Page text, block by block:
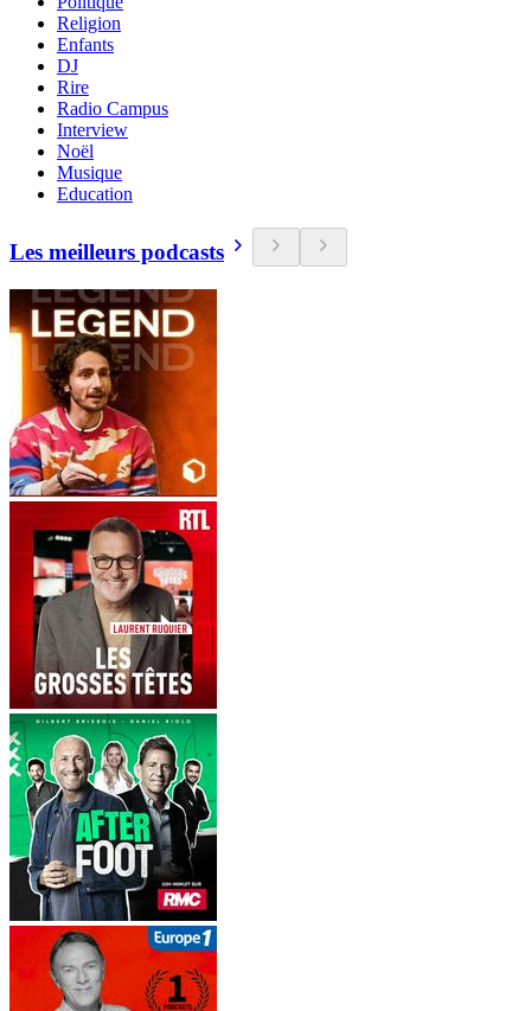
Religion
Enfants
DJ
Rire
Radio Campus
Interview
Noël
Musique
Education
Les meilleurs podcasts